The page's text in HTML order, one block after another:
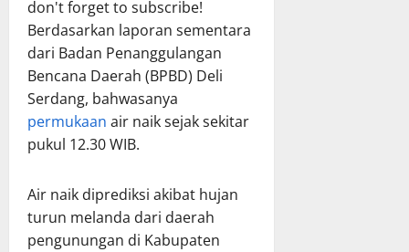
don't forget to subscribe!
Berdasarkan laporan sementara
dari Badan Penanggulangan
Bencana Daerah (BPBD) Deli
Serdang, bahwasanya
permukaan air naik sejak sekitar
pukul 12.30 WIB.
Air naik diprediksi akibat hujan
turun melanda dari daerah
pengunungan di Kabupaten